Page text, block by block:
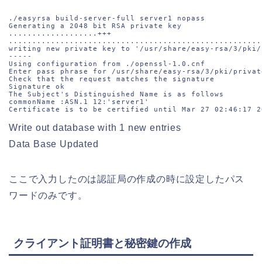
./easyrsa build-server-full server1 nopass
Generating a 2048 bit RSA private key
...................+++
writing new private key to '/usr/share/easy-rsa/3/pki/
-----
Using configuration from ./openssl-1.0.cnf
Enter pass phrase for /usr/share/easy-rsa/3/pki/
Check that the request matches the signature
Signature ok
The Subject's Distinguished Name is as follows
commonName :ASN.1 12:'server1'
Certificate is to be certified until Mar 27 02:46:17
Write out database with 1 new entries
Data Base Updated
ここで入力したのは認証局の作成の時に設定したパス
ワードのみです。
クライアント証明書と秘密鍵の作成